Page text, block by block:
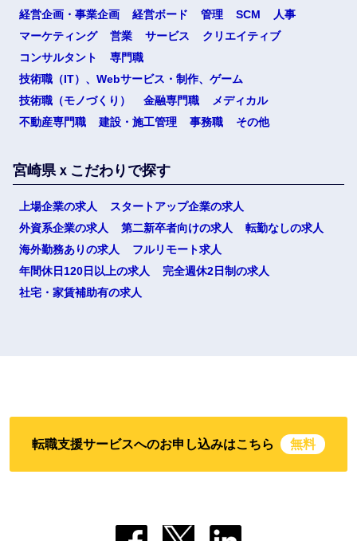
選択する
経営企画・事業企画 経営ボード 管理 SCM
人事
マーケティング
営業 サービス
クリエイティブ
コンサルタント
専門職
技術職（IT）、Webサービス・制作、ゲーム
技術職（モノづくり）
金融専門職
メディカル
不動産専門職
建設・施工管理 事務職 その他
宮崎県ｘこだわりで探す
上場企業の求人
スタートアップ企業の求人
外資系企業の求人
第二新卒者向けの求人
転勤なしの求人
海外勤務ありの求人
フルリモート求人
年間休日120日以上の求人
完全週休2日制の求人
社宅・家賃補助有の求人
転職支援サービスへのお申し込みはこちら 無料